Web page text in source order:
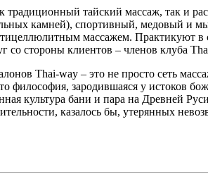
традиционный тайский массаж, так и
камней), спортивный, медовый и
массажем. Практикуют в
со стороны клиентов – членов клуба
Thai-way – это не просто сеть
философия, зародившаяся у истоков
культура бани и пара на Древней
казалось бы, утерянных